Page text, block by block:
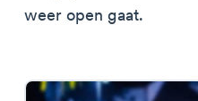
weer open gaat.